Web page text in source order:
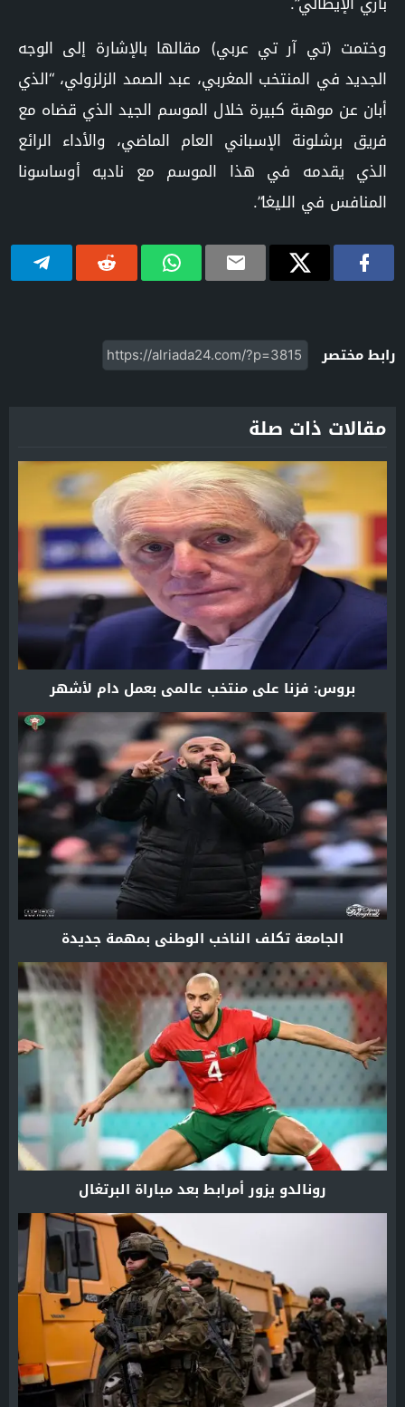
وختمت (تي آر تي عربي) مقالها بالإشارة إلى الوجه
الجديد في المنتخب المغربي، عبد الصمد الزلزولي، “الذي
أبان عن موهبة كبيرة خلال الموسم الجيد الذي قضاه مع
فريق برشلونة الإسباني العام الماضي، والأداء الرائع
الذي يقدمه في هذا الموسم مع ناديه أوساسونا
المنافس في الليغا”.
رابط مختصر
مقالات ذات صلة
بروس: فزنا على منتخب عالمي بعمل دام لأشهر
الجامعة تكلف الناخب الوطني بمهمة جديدة
رونالدو يزور أمرابط بعد مباراة البرتغال